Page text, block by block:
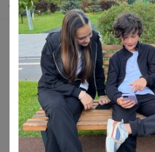
Самое быстрое
Начать зарабатывать с 24-ok
Picabox.ru - Лучшее место для
Розыгрыш - Генератор
Пульс нашего маркетплейса
Укорачиватель ссылок